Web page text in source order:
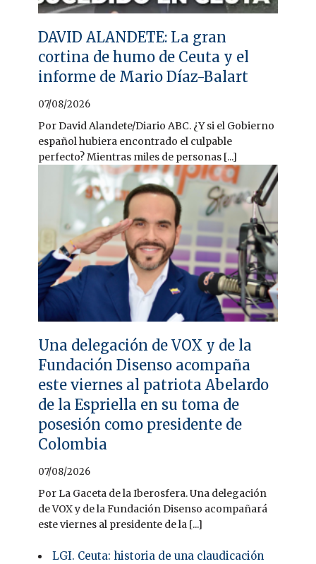
DAVID ALANDETE: La gran
cortina de humo de Ceuta y el
informe de Mario Díaz-Balart
07/08/2026
Por David Alandete/Diario ABC. ¿Y si el Gobierno
español hubiera encontrado el culpable
perfecto? Mientras miles de personas [...]
Una delegación de VOX y de la
Fundación Disenso acompaña
este viernes al patriota Abelardo
de la Espriella en su toma de
posesión como presidente de
Colombia
07/08/2026
Por La Gaceta de la Iberosfera. Una delegación
de VOX y de la Fundación Disenso acompañará
este viernes al presidente de la [...]
LGI. Ceuta: historia de una claudicación